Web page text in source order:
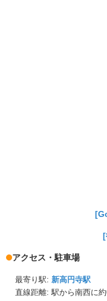
[
アクセス・駐車場
最寄り駅: 新高円寺駅
直線距離: 駅から南西に